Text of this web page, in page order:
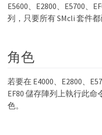
E5600、E2800、E5700、
列，只要所有 SMcli 套件都
角色
若要在 E4000、E2800、
EF80 儲存陣列上執行此命
色。